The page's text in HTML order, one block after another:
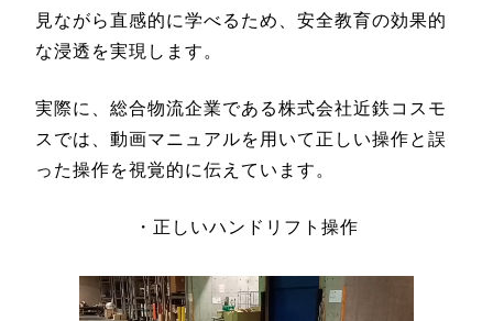
見ながら直感的に学べるため、安全教育の効果的
な浸透を実現します。
実際に、総合物流企業である株式会社近鉄コスモ
スでは、動画マニュアルを用いて正しい操作と誤
った操作を視覚的に伝えています。
・正しいハンドリフト操作